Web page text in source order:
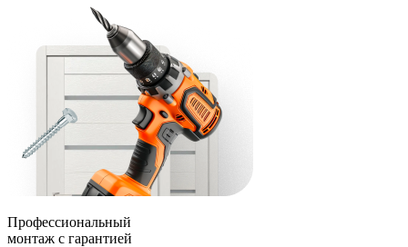
Профессиональный
монтаж с гарантией